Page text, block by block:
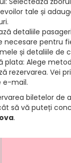
tale și
detaliile
necesare pentru
și detaliile de
plata: Alege
rezervarea. Vei
e-mail.
biletelor de
să vă puteți
.